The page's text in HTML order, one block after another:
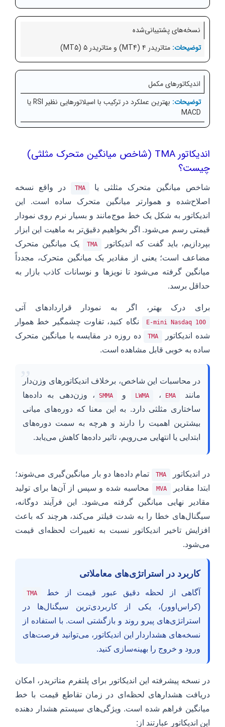
نسخه‌های پشتیبانی‌شده
متاتریدر ۴ (MT4) و متاتریدر ۵ (MT5)
اندیکاتورهای مکمل
بهترین عملکرد در ترکیب با اسیلاتورهایی نظیر RSI یا
MACD
اندیکاتور TMA (شاخص میانگین متحرک مثلثی)
چیست؟
شاخص میانگین متحرک مثلثی یا TMA
در واقع نسخه
اصلاح‌شده و هموارتر میانگین متحرک ساده است. این
اندیکاتور به شکل یک خط موج‌مانند و بسیار نرم روی نمودار
قیمتی رسم می‌شود. اگر بخواهیم دقیق‌تر به ماهیت این ابزار
بپردازیم، باید گفت که اندیکاتور
TMA
یک میانگین متحرک
مضاعف است؛ یعنی از مقادیر یک میانگین متحرک، مجدداً
میانگین گرفته می‌شود تا نویزها و نوسانات کاذب بازار به
حداقل برسد.
برای درک بهتر، اگر به نمودار قراردادهای آتی
E-mini Nasdaq 100
نگاه کنید، تفاوت چشمگیر خط هموار
شده اندیکاتور
TMA
ده روزه در مقایسه با میانگین متحرک
ساده به خوبی قابل مشاهده است.
”
در محاسبات این شاخص، برخلاف اندیکاتورهای وزن‌دار
مانند
EMA ، LWMA و SMMA
، وزن‌دهی به داده‌ها
ساختاری مثلثی دارد. به این معنا که دوره‌های میانی
بیشترین اهمیت را دارند و هرچه به سمت دوره‌های
ابتدایی یا انتهایی می‌رویم، تاثیر داده‌ها کاهش می‌یابد.
در اندیکاتور TMA
تمام داده‌ها دو بار میانگین‌گیری می‌شوند؛
ابتدا مقادیر
MVA
محاسبه شده و سپس از آن‌ها برای تولید
مقادیر نهایی میانگین گرفته می‌شود. این فرآیند دوگانه،
سیگنال‌های خطا را به شدت فیلتر می‌کند، هرچند که باعث
افزایش تاخیر اندیکاتور نسبت به تغییرات لحظه‌ای قیمت
می‌شود.
کاربرد در استراتژی‌های معاملاتی
آگاهی از لحظه دقیق عبور قیمت از خط TMA
(کراس‌اوور)، یکی از کاربردی‌ترین سیگنال‌ها در
استراتژی‌های پیرو روند و بازگشتی است. با استفاده از
نسخه‌های هشداردار این اندیکاتور، می‌توانید فرصت‌های
ورود و خروج را بهینه‌سازی کنید.
در نسخه پیشرفته این اندیکاتور برای پلتفرم متاتریدر، امکان
دریافت هشدارهای لحظه‌ای در زمان تقاطع قیمت با خط
میانگین فراهم شده است. ویژگی‌های سیستم هشدار دهنده
این اندیکاتور عبارتند از: